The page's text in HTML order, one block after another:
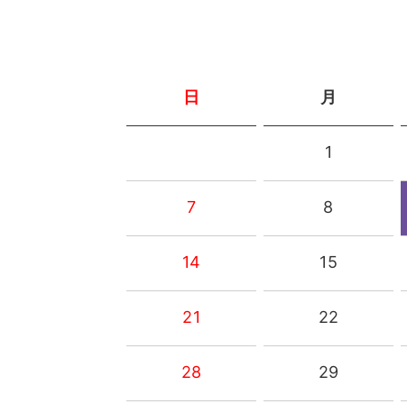
日 月
1
7 8
14 15
21 22
28 29